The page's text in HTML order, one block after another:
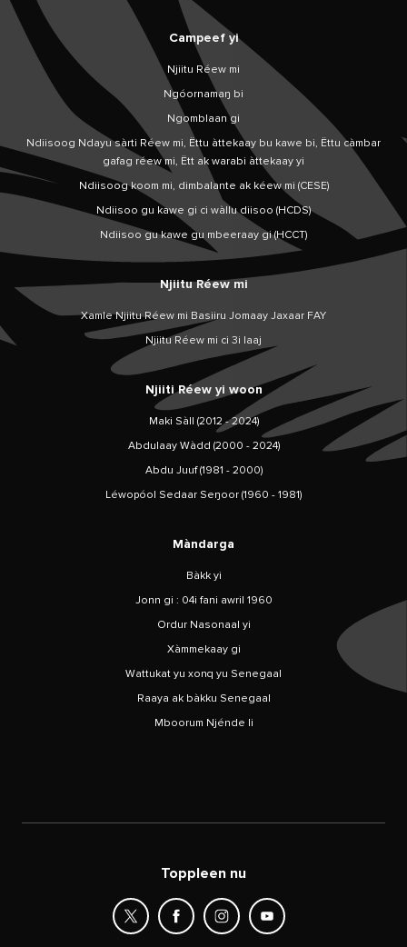
Campeef yi
Njiitu Réew mi
Ngóornamaŋ bi
Ngomblaan gi
Ndiisoog Ndayu sàrti Réew mi, Ëttu àttekaay bu kawe bi, Ëttu càmbar
gafag réew mi, Ëtt ak warabi àttekaay yi
Ndiisoog koom mi, dimbalante ak kéew mi (CESE)
Ndiisoo gu kawe gi ci wàllu diisoo (HCDS)
Ndiisoo gu kawe gu mbeeraay gi (HCCT)
Njiitu Réew mi
Xamle Njiitu Réew mi Basiiru Jomaay Jaxaar FAY
Njiitu Réew mi ci 3i laaj
Njiiti Réew yi woon
Maki Sàll (2012 - 2024)
Abdulaay Wàdd (2000 - 2024)
Abdu Juuf (1981 - 2000)
Léwopóol Sedaar Seŋoor (1960 - 1981)
Màndarga
Bàkk yi
Jonn gi : 04i fani awril 1960
Ordur Nasonaal yi
Xàmmekaay gi
Wattukat yu xonq yu Senegaal
Raaya ak bàkku Senegaal
Mboorum Njénde li
Toppleen nu